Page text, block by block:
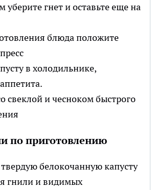
уберите гнет и оставьте еще на
в холодильнике,
по приготовлению
белокочанную капусту
гнили и видимых